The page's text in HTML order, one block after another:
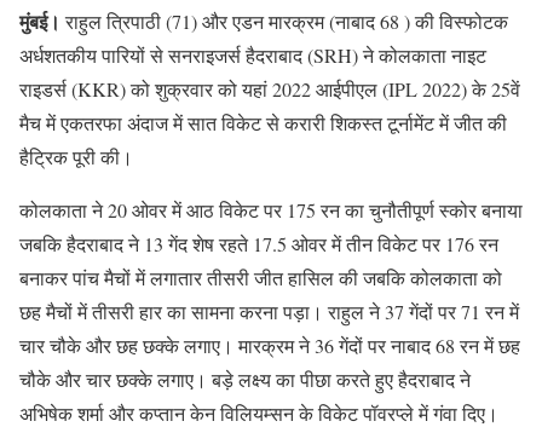
मुंबई। राहुल त्रिपाठी (71) और एडन मारक्रम (नाबाद 68 ) की विस्फोटक
अर्धशतकीय पारियों से सनराइजर्स हैदराबाद (SRH) ने कोलकाता नाइट
राइडर्स (KKR) को शुक्रवार को यहां 2022 आईपीएल (IPL 2022) के 25वें
मैच में एकतरफा अंदाज में सात विकेट से करारी शिकस्त टूर्नामेंट में जीत की
हैट्रिक पूरी की।
कोलकाता ने 20 ओवर में आठ विकेट पर 175 रन का चुनौतीपूर्ण स्कोर बनाया
जबकि हैदराबाद ने 13 गेंद शेष रहते 17.5 ओवर में तीन विकेट पर 176 रन
बनाकर पांच मैचों में लगातार तीसरी जीत हासिल की जबकि कोलकाता को
छह मैचों में तीसरी हार का सामना करना पड़ा। राहुल ने 37 गेंदों पर 71 रन में
चार चौके और छह छक्के लगाए। मारक्रम ने 36 गेंदों पर नाबाद 68 रन में छह
चौके और चार छक्के लगाए। बड़े लक्ष्य का पीछा करते हुए हैदराबाद ने
अभिषेक शर्मा और कप्तान केन विलियम्सन के विकेट पॉवरप्ले में गंवा दिए।